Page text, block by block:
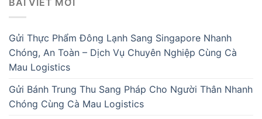
BÀI VIẾT MỚI
Gửi Thực Phẩm Đông Lạnh Sang Singapore Nhanh
Chóng, An Toàn – Dịch Vụ Chuyên Nghiệp Cùng Cà
Mau Logistics
Gửi Bánh Trung Thu Sang Pháp Cho Người Thân Nhanh
Chóng Cùng Cà Mau Logistics